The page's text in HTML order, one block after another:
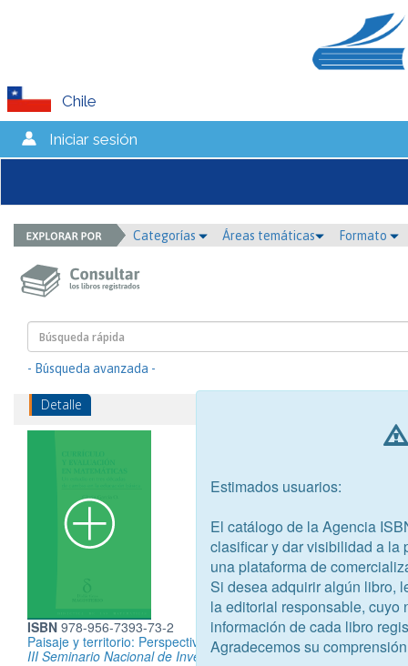
Chile
Iniciar sesión
Categorías Áreas temáticas Formato
- Búsqueda avanzada -
Detalle
ISBN 978-956-7393-73-2
Paisaje y territorio: Perspectivas didácticas y metodológicas
III Seminario Nacional de Investigación en Educación Geográfica
Estimados usuarios:
El catálogo de la Agencia
clasificar y dar visibilidad a la
una plataforma de
Si desea adquirir algún libro,
la editorial responsable, cuyo
información de cada libro
Agradecemos su